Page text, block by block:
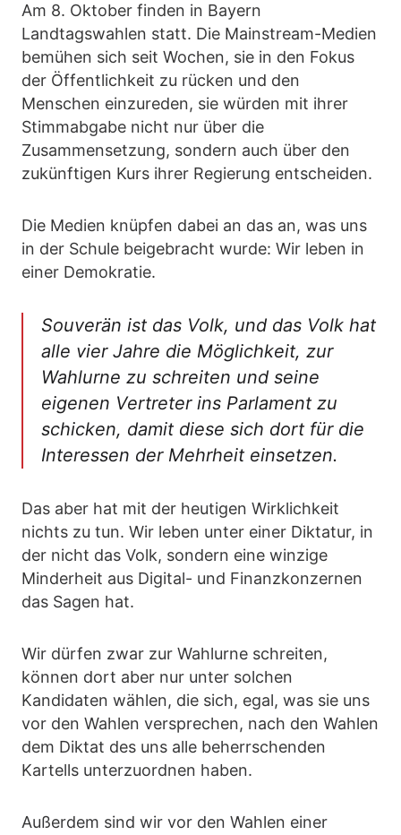
Am 8. Oktober finden in Bayern
Landtagswahlen statt. Die Mainstream-Medien
bemühen sich seit Wochen, sie in den Fokus
der Öffentlichkeit zu rücken und den
Menschen einzureden, sie würden mit ihrer
Stimmabgabe nicht nur über die
Zusammensetzung, sondern auch über den
zukünftigen Kurs ihrer Regierung entscheiden.
Die Medien knüpfen dabei an das an, was uns
in der Schule beigebracht wurde: Wir leben in
einer Demokratie.
Souverän ist das Volk, und das Volk hat
alle vier Jahre die Möglichkeit, zur
Wahlurne zu schreiten und seine
eigenen Vertreter ins Parlament zu
schicken, damit diese sich dort für die
Interessen der Mehrheit einsetzen.
Das aber hat mit der heutigen Wirklichkeit
nichts zu tun. Wir leben unter einer Diktatur, in
der nicht das Volk, sondern eine winzige
Minderheit aus Digital- und Finanzkonzernen
das Sagen hat.
Wir dürfen zwar zur Wahlurne schreiten,
können dort aber nur unter solchen
Kandidaten wählen, die sich, egal, was sie uns
vor den Wahlen versprechen, nach den Wahlen
dem Diktat des uns alle beherrschenden
Kartells unterzuordnen haben.
Außerdem sind wir vor den Wahlen einer